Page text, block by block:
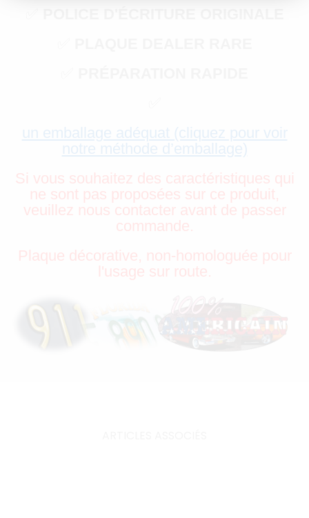
un emballage adéquat (cliquez pour voir
notre méthode d’emballage)
Si vous souhaitez des caractéristiques qui
ne sont pas proposées sur ce produit,
veuillez nous contacter avant de passer
commande.
Plaque décorative, non-homologuée pour
l'usage sur route.